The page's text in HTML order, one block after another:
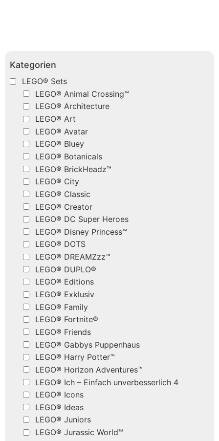
Kategorien
LEGO® Sets
LEGO® Animal Crossing™
LEGO® Architecture
LEGO® Art
LEGO® Avatar
LEGO® Bluey
LEGO® Botanicals
LEGO® BrickHeadz™
LEGO® City
LEGO® Classic
LEGO® Creator
LEGO® DC Super Heroes
LEGO® Disney Princess™
LEGO® DOTS
LEGO® DREAMZzz™
LEGO® DUPLO®
LEGO® Editions
LEGO® Exklusiv
LEGO® Family
LEGO® Fortnite®
LEGO® Friends
LEGO® Gabbys Puppenhaus
LEGO® Harry Potter™
LEGO® Horizon Adventures™
LEGO® Ich – Einfach unverbesserlich 4
LEGO® Icons
LEGO® Ideas
LEGO® Juniors
LEGO® Jurassic World™